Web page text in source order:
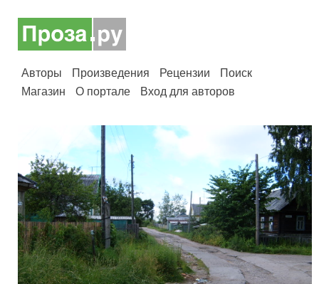
Авторы Произведения Рецензии
Поиск
Магазин
О портале Вход для авторов